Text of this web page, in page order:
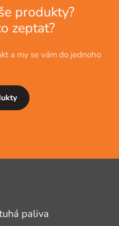
produkty?
zeptat?
a my se vám do jednoho
paliva